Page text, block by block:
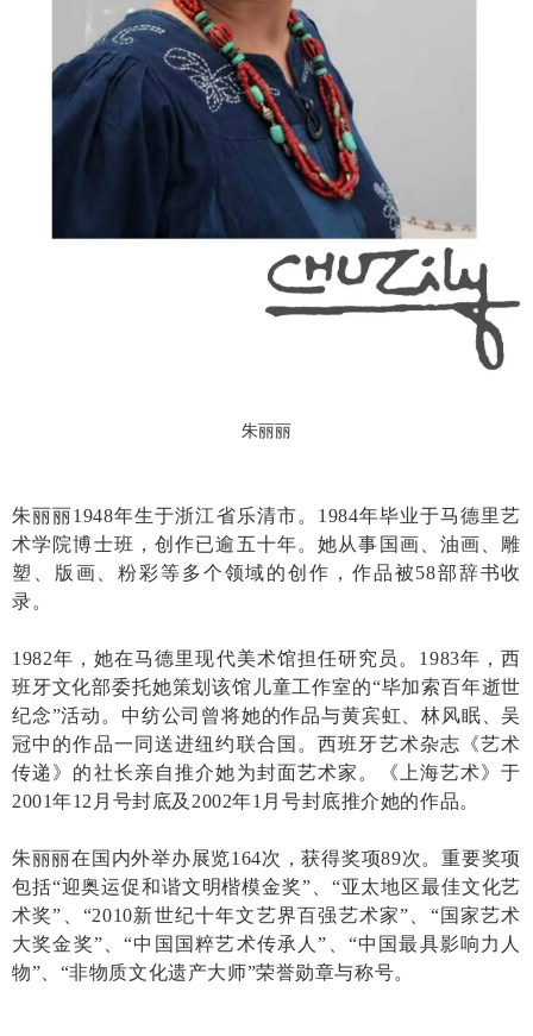
朱丽丽
朱丽丽1948年生于浙江省乐清市。1984年毕业于马德里艺
术学院博士班，创作已逾五十年。她从事国画、油画、雕
塑、版画、粉彩等多个领域的创作，作品被58部辞书收
录。
1982年，她在马德里现代美术馆担任研究员。1983年，西
班牙文化部委托她策划该馆儿童工作室的“毕加索百年逝世
纪念”活动。中纺公司曾将她的作品与黄宾虹、林风眠、吴
冠中的作品一同送进纽约联合国。西班牙艺术杂志《艺术
传递》的社长亲自推介她为封面艺术家。《上海艺术》于
2001年12月号封底及2002年1月号封底推介她的作品。
朱丽丽在国内外举办展览164次，获得奖项89次。重要奖项
包括“迎奥运促和谐文明楷模金奖”、“亚太地区最佳文化艺
术奖”、“2010新世纪十年文艺界百强艺术家”、“国家艺术
大奖金奖”、“中国国粹艺术传承人”、“中国最具影响力人
物”、“非物质文化遗产大师”荣誉勋章与称号。